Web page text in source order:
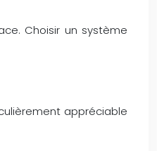
Choisir un système
appréciable